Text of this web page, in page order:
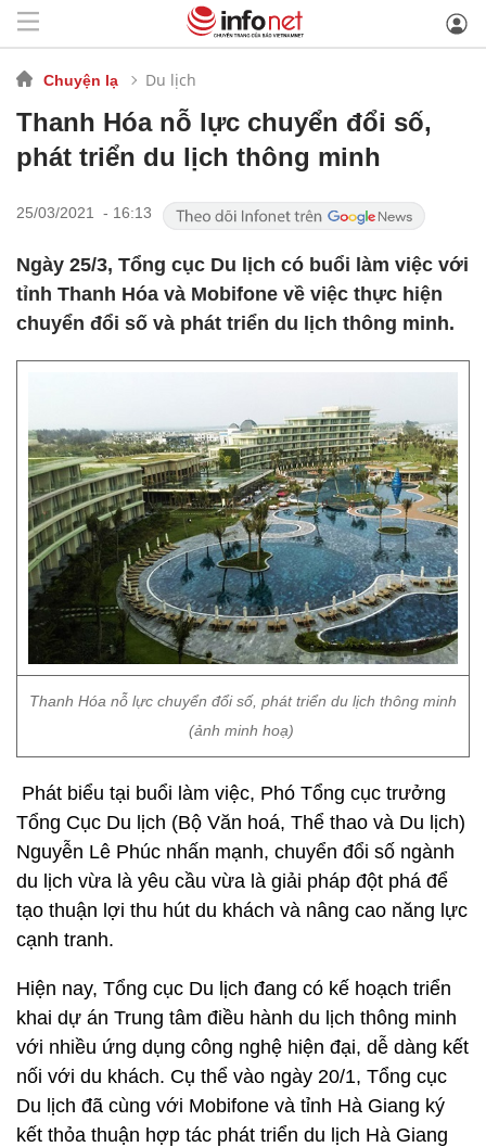
Chuyện lạ Du lịch
Thanh Hóa nỗ lực chuyển đổi số,
phát triển du lịch thông minh
25/03/2021 - 16:13
Ngày 25/3, Tổng cục Du lịch có buổi làm việc với
tỉnh Thanh Hóa và Mobifone về việc thực hiện
chuyển đổi số và phát triển du lịch thông minh.
Thanh Hóa nỗ lực chuyển đổi số, phát triển du lịch thông minh
(ảnh minh hoạ)
Phát biểu tại buổi làm việc, Phó Tổng cục trưởng
Tổng Cục Du lịch (Bộ Văn hoá, Thể thao và Du lịch)
Nguyễn Lê Phúc nhấn mạnh, chuyển đổi số ngành
du lịch vừa là yêu cầu vừa là giải pháp đột phá để
tạo thuận lợi thu hút du khách và nâng cao năng lực
cạnh tranh.
Hiện nay, Tổng cục Du lịch đang có kế hoạch triển
khai dự án Trung tâm điều hành du lịch thông minh
với nhiều ứng dụng công nghệ hiện đại, dễ dàng kết
nối với du khách. Cụ thể vào ngày 20/1, Tổng cục
Du lịch đã cùng với Mobifone và tỉnh Hà Giang ký
kết thỏa thuận hợp tác phát triển du lịch Hà Giang